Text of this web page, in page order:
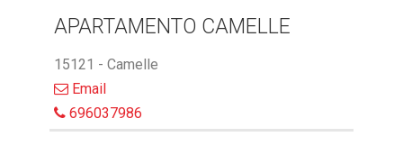
APARTAMENTO CAMELLE
15121 - Camelle
Email
696037986